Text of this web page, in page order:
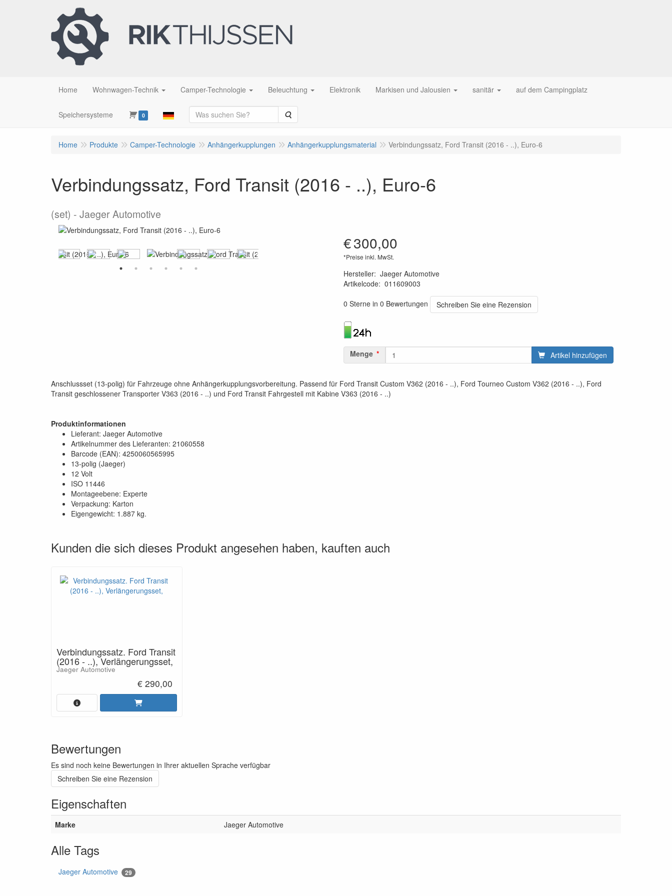
Home Wohnwagen-Technik Camper-Technologie Beleuchtung Elektronik Markisen und Jalousien sanitär auf dem Campingplatz
Speichersysteme 0 Suche
Home Produkte Camper-Technologie Anhängerkupplungen Anhängerkupplungsmaterial Verbindungssatz, Ford Transit (2016 - ..), Euro-6
Verbindungssatz, Ford Transit (2016 - ..), Euro-6
(set) Jaeger Automotive
€300,00
*Preise inkl. MwSt.
Hersteller: Jaeger Automotive
Artikelcode: 011609003
0 Sterne in 0 Bewertungen
Schreiben Sie eine Rezension
Menge Artikel hinzufügen
Anschlussset (13-polig) für Fahrzeuge ohne Anhängerkupplungsvorbereitung. Passend für Ford Transit Custom V362 (2016 - ..), Ford Tourneo Custom V362 (2016 - ..), Ford
Transit geschlossener Transporter V363 (2016 - ..) und Ford Transit Fahrgestell mit Kabine V363 (2016 - ..)
Produktinformationen
Lieferant: Jaeger Automotive
Artikelnummer des Lieferanten: 21060558
Barcode (EAN): 4250060565995
13-polig (Jaeger)
12 Volt
ISO 11446
Montageebene: Experte
Verpackung: Karton
Eigengewicht: 1.887 kg.
Kunden die sich dieses Produkt angesehen haben, kauften auch
Verbindungssatz. Ford Transit
(2016 - ..), Verlängerungsset,
Jaeger Automotive
€ 290,00
Bewertungen
Es sind noch keine Bewertungen in Ihrer aktuellen Sprache verfügbar
Schreiben Sie eine Rezension
Eigenschaften
Marke Jaeger Automotive
Alle Tags
Jaeger Automotive 29